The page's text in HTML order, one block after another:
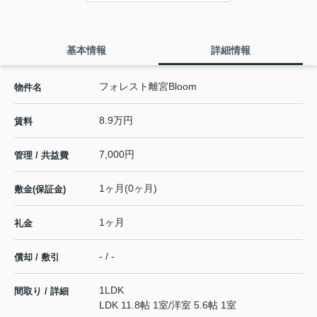
基本情報 詳細情報
物件名 フォレスト離宮Bloom
賃料 8.9万円
管理 / 共益費 7,000円
敷金(保証金) 1ヶ月(0ヶ月)
礼金 1ヶ月
償却 / 敷引 - / -
間取り / 詳細
1LDK
LDK 11.8帖 1室/洋室 5.6帖 1室